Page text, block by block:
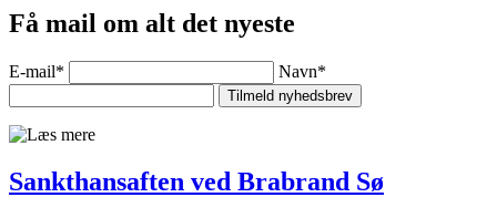
Få mail om alt det nyeste
E-mail* Navn*
Sankthansaften ved Brabrand Sø